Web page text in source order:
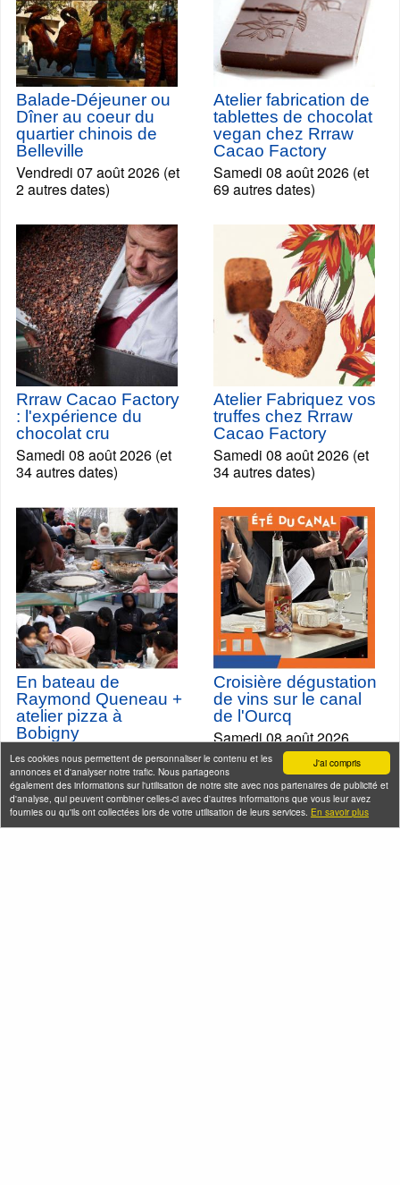
J'ai compris
Les cookies nous permettent de personnaliser le contenu et les
annonces et d'analyser notre trafic. Nous partageons
également des informations sur l'utilisation de notre site avec nos partenaires de publicité et
d'analyse, qui peuvent combiner celles-ci avec d'autres informations que vous leur avez
fournies ou qu'ils ont collectées lors de votre utilisation de leurs services. En savoir plus
Balade-Déjeuner ou
Dîner au coeur du
quartier chinois de
Belleville
Vendredi 07 août 2026 (et
2 autres dates)
Atelier fabrication de
tablettes de chocolat
vegan chez Rrraw
Cacao Factory
Samedi 08 août 2026 (et
69 autres dates)
Rrraw Cacao Factory
: l'expérience du
chocolat cru
Samedi 08 août 2026 (et
34 autres dates)
Atelier Fabriquez vos
truffes chez Rrraw
Cacao Factory
Samedi 08 août 2026 (et
34 autres dates)
En bateau de
Raymond Queneau +
atelier pizza à
Bobigny
Samedi 08 août 2026
Croisière dégustation
de vins sur le canal
de l'Ourcq
Samedi 08 août 2026